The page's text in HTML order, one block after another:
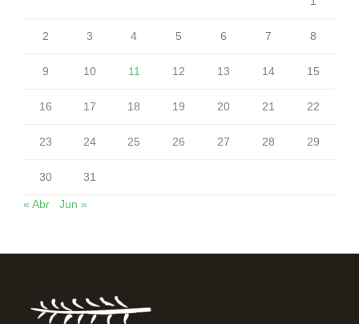
2 3 4 5 6 7 8
9 10 11 12 13 14 15
16 17 18 19 20 21 22
23 24 25 26 27 28 29
30 31
« Abr Jun »